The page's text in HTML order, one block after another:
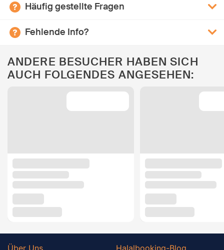
Häufig gestellte Fragen
Fehlende Info?
ANDERE BESUCHER HABEN SICH
AUCH FOLGENDES ANGESEHEN:
Über Uns
Halalbooking-Blog